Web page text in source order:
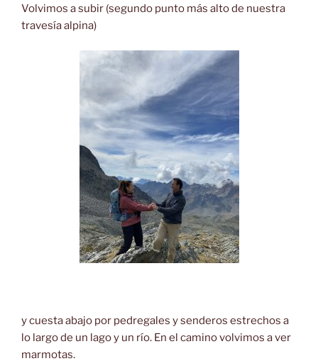
Volvimos a subir (segundo punto más alto de nuestra
travesía alpina)
y cuesta abajo por pedregales y senderos estrechos a
lo largo de un lago y un río. En el camino volvimos a ver
marmotas.